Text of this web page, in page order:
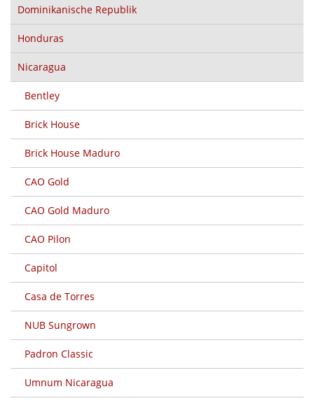
Dominikanische Republik
Honduras
Nicaragua
Bentley
Brick House
Brick House Maduro
CAO Gold
CAO Gold Maduro
CAO Pilon
Capitol
Casa de Torres
NUB Sungrown
Padron Classic
Umnum Nicaragua